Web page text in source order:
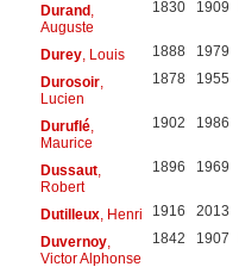
Durand,
Auguste
1830 1909
Durey, Louis 1888 1979
Durosoir,
Lucien
1878 1955
Duruflé,
Maurice
1902 1986
Dussaut,
Robert
1896 1969
Dutilleux, Henri 1916 2013
Duvernoy,
Victor Alphonse
1842 1907